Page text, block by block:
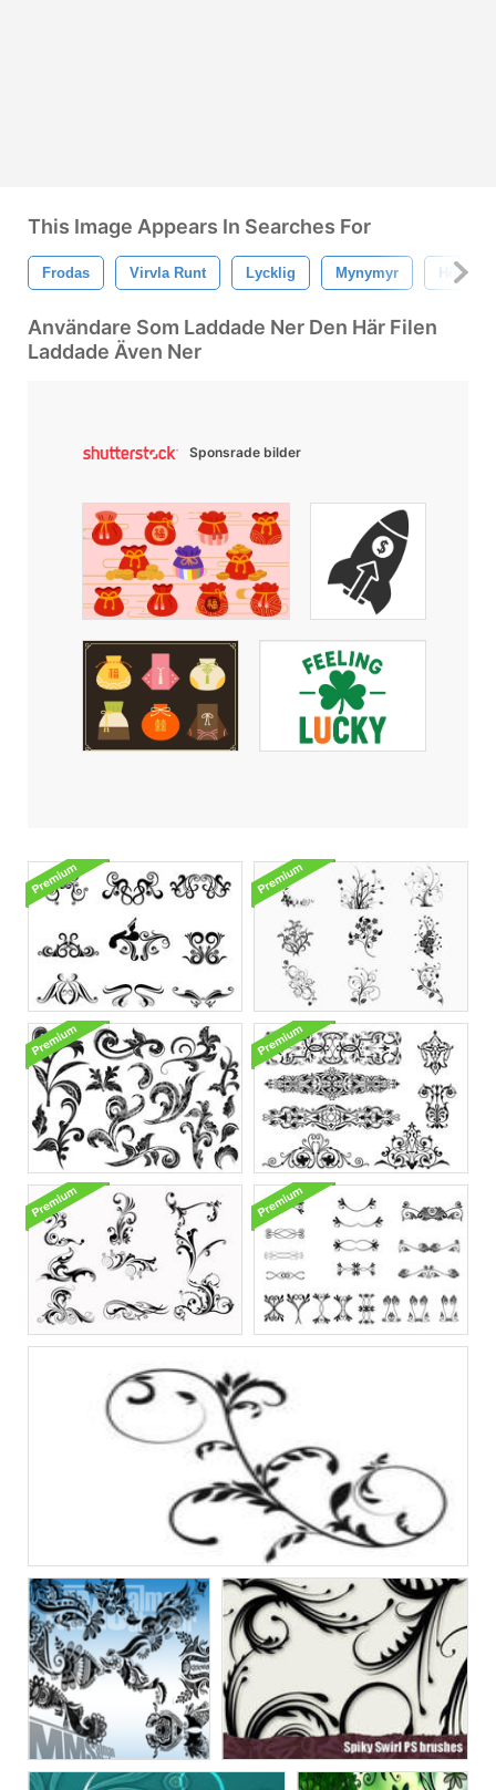
This Image Appears In Searches For
Frodas Virvla Runt Lycklig Mynymyr Hög Res
Användare Som Laddade Ner Den Här Filen
Laddade Även Ner
Sponsrade bilder